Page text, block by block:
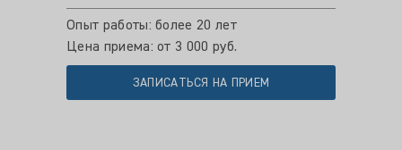
Опыт работы: более 20 лет
Цена приема: от 3 000 руб.
ЗАПИСАТЬСЯ НА ПРИЕМ